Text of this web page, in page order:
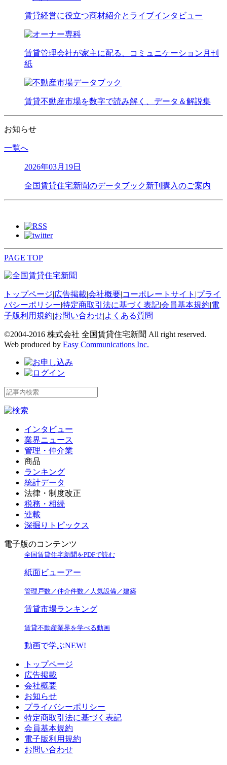
賃貸経営に役立つ商材紹介とライブインタビュー
賃貸管理会社が家主に配る、コミュニケーション月刊
紙
賃貸不動産市場を数字で読み解く、データ＆解説集
お知らせ
一覧へ
2026年03月19日
全国賃貸住宅新聞のデータブック新刊購入のご案内
PAGE TOP
トップページ|広告掲載|会社概要|コーポレートサイト |プライ
バシーポリシー|特定商取引法に基づく表記|会員基本規約|電
子版利用規約|お問い合わせ|よくある質問
©2004-2016 株式会社 全国賃貸住宅新聞 All right reserved.
Web produced by Easy Communications Inc.
インタビュー
業界ニュース
管理・仲介業
商品
ランキング
統計データ
法律・制度改正
税務・相続
連載
深掘りトピックス
電子版のコンテンツ
全国賃貸住宅新聞をPDFで読む
紙面ビューアー
管理戸数／仲介件数／人気設備／建築
賃貸市場ランキング
賃貸不動産業界を学べる動画
動画で学ぶNEW!
トップページ
広告掲載
会社概要
お知らせ
プライバシーポリシー
特定商取引法に基づく表記
会員基本規約
電子版利用規約
お問い合わせ